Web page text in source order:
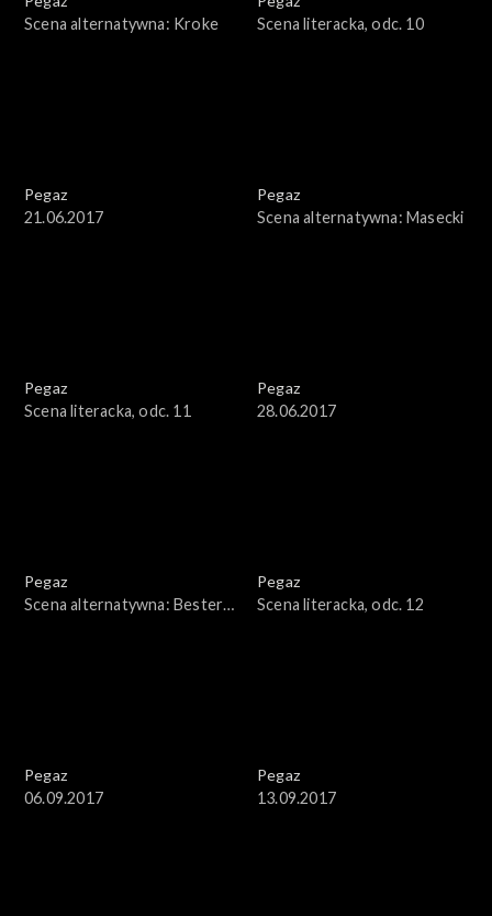
Scena alternatywna: Kroke
Scena literacka, odc. 10
Pegaz
21.06.2017
Pegaz
Scena alternatywna: Masecki
Pegaz
Scena literacka, odc. 11
Pegaz
28.06.2017
Pegaz
Scena alternatywna: Bester
Pegaz
Scena literacka, odc. 12
Pegaz
06.09.2017
Pegaz
13.09.2017